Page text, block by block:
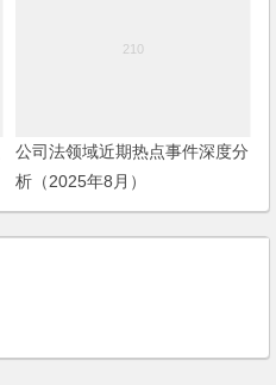
公司法领域近期热点事件深度分
析（2025年8月）